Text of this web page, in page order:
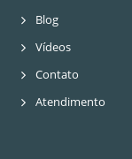
Blog
Vídeos
Contato
Atendimento